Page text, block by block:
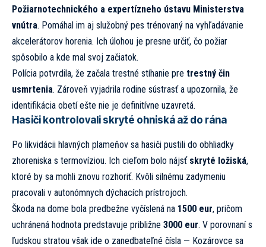
Požiarnotechnického a expertízneho ústavu Ministerstva
vnútra. Pomáhal im aj služobný pes trénovaný na vyhľadávanie
akcelerátorov horenia. Ich úlohou je presne určiť, čo požiar
spôsobilo a kde mal svoj začiatok.
Polícia potvrdila, že začala trestné stíhanie pre trestný čin
usmrtenia. Zároveň vyjadrila rodine sústrasť a upozornila, že
identifikácia obetí ešte nie je definitívne uzavretá.
Hasiči kontrolovali skryté ohniská až do rána
Po likvidácii hlavných plameňov sa hasiči pustili do obhliadky
zhoreniska s termovíziou. Ich cieľom bolo nájsť skryté ložiská,
ktoré by sa mohli znovu rozhoriť. Kvôli silnému zadymeniu
pracovali v autonómnych dýchacích prístrojoch.
Škoda na dome bola predbežne vyčíslená na 1500 eur, pričom
uchránená hodnota predstavuje približne 3000 eur. V porovnaní s
ľudskou stratou však ide o zanedbateľné čísla — Kozárovce sa